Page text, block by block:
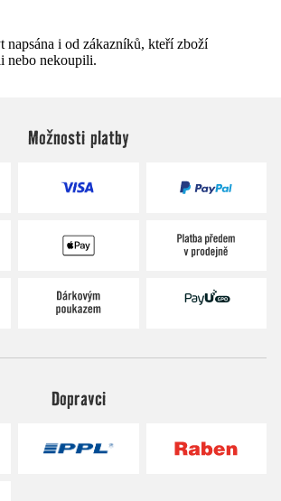
napsána i od zákazníků, kteří zboží
nebo nekoupili.
Možnosti platby
Dopravci